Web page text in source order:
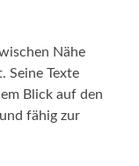
Nähe
Seine Texte
Blick auf den
fähig zur